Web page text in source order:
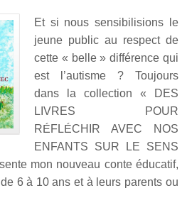
Et si nous sensibilisions le
jeune public au respect de
cette « belle » différence qui
est l’autisme ? Toujours
dans la collection « DES
LIVRES POUR
RÉFLÉCHIR AVEC NOS
ENFANTS SUR LE SENS
mon nouveau conte éducatif,
6 à 10 ans et à leurs parents ou